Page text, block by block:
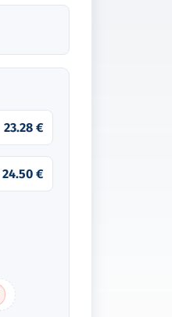
23.28 €
24.50 €